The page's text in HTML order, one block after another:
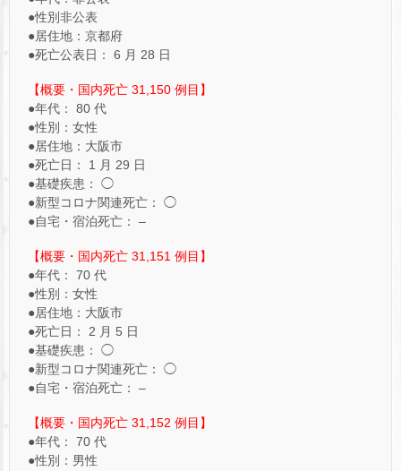
●性別非公表
●居住地：京都府
●死亡公表日： 6 月 28 日
【概要・国内死亡 31,150 例目】
●年代： 80 代
●性別：女性
●居住地：大阪市
●死亡日： 1 月 29 日
●基礎疾患： ◯
●新型コロナ関連死亡： ◯
●自宅・宿泊死亡： –
【概要・国内死亡 31,151 例目】
●年代： 70 代
●性別：女性
●居住地：大阪市
●死亡日： 2 月 5 日
●基礎疾患： ◯
●新型コロナ関連死亡： ◯
●自宅・宿泊死亡： –
【概要・国内死亡 31,152 例目】
●年代： 70 代
●性別：男性